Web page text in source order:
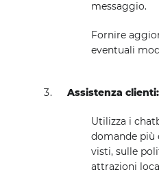
messaggio.
Fornire
eventuali
Assistenza clienti:
Utilizza i
domande più
visti, sulle
attrazioni